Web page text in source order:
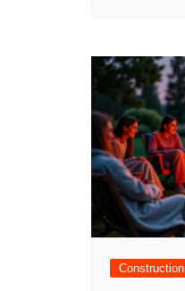
Construction